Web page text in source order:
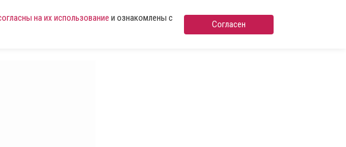
на их использование и ознакомлены с
Согласен